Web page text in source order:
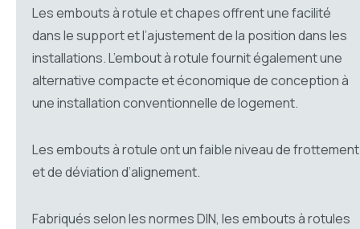
Les embouts à rotule et chapes offrent une facilité
dans le support et l’ajustement de la position dans les
installations. L’embout à rotule fournit également une
alternative compacte et économique de conception à
une installation conventionnelle de logement.
Les embouts à rotule ont un faible niveau de frottement
et de déviation d’alignement.
Fabriqués selon les normes DIN, les embouts à rotules